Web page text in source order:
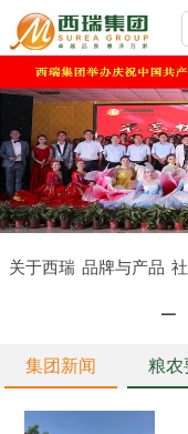
关于西瑞 品牌与产品
集团新闻 粮农